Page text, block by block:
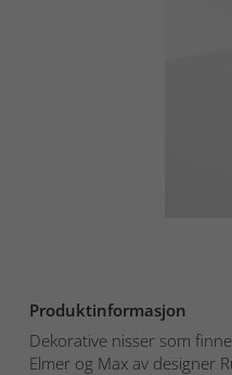
Produktinformasjon
Dekorative nisser som
Elmer og Max av designer